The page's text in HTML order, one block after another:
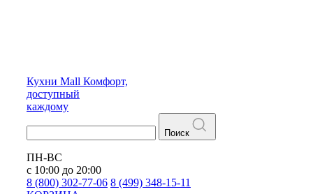
Кухни Mall Комфорт,
доступный
каждому
Поиск
ПН-ВС
с 10:00 до 20:00
8 (800) 302-77-06 8 (499) 348-15-11